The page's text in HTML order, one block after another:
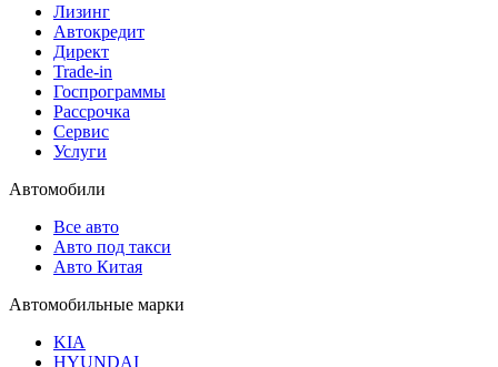
Лизинг
Автокредит
Директ
Trade-in
Госпрограммы
Рассрочка
Сервис
Услуги
Автомобили
Все авто
Авто под такси
Авто Китая
Автомобильные марки
KIA
HYUNDAI